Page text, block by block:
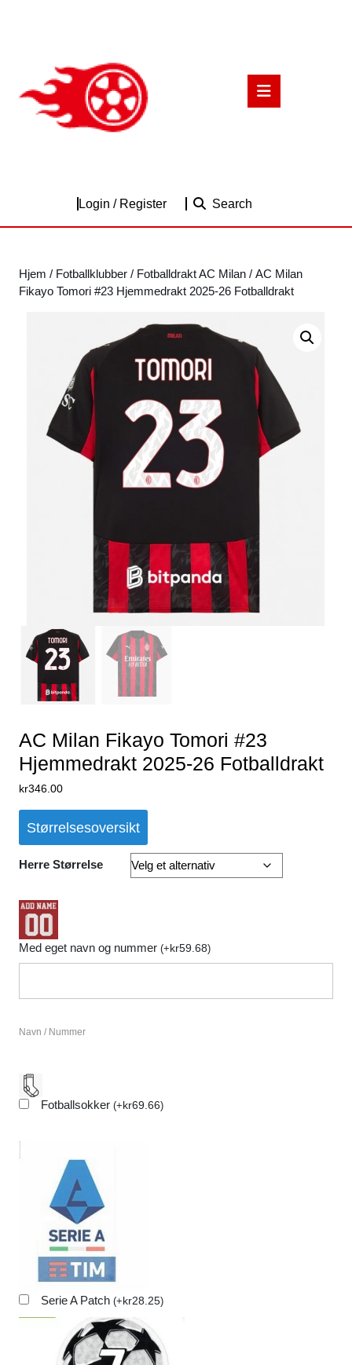
Login / RegisterLogin
Search
Hjem / Fotballklubber / Fotballdrakt AC Milan / AC Milan
Fikayo Tomori #23 Hjemmedrakt 2025-26 Fotballdrakt
AC Milan Fikayo Tomori #23
Hjemmedrakt 2025-26 Fotballdrakt
kr346.00
Størrelsesoversikt
Herre Størrelse
Med eget navn og nummer (+kr59.68)
Navn / Nummer
Fotballsokker (+kr69.66)
Serie A Patch (+kr28.25)